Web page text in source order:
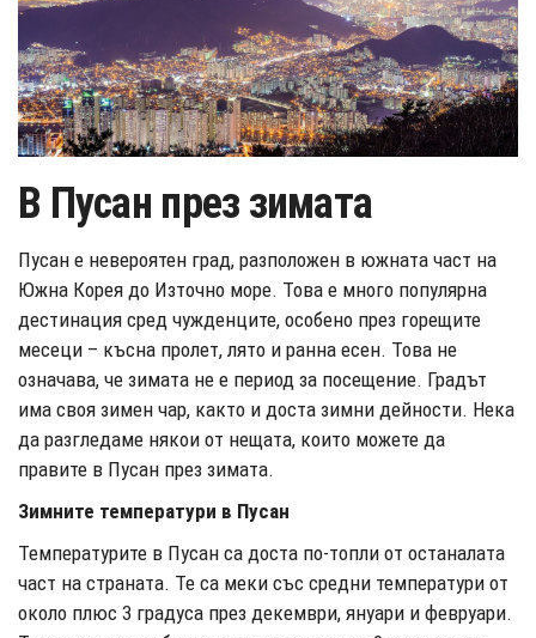
В Пусан през зимата
Пусан е невероятен град, разположен в южната част на
Южна Корея до Източно море. Това е много популярна
дестинация сред чужденците, особено през горещите
месеци – късна пролет, лято и ранна есен. Това не
означава, че зимата не е период за посещение. Градът
има своя зимен чар, както и доста зимни дейности. Нека
да разгледаме някои от нещата, които можете да
правите в Пусан през зимата.
Зимните температури в Пусан
Температурите в Пусан са доста по-топли от останалата
част на страната. Те са меки със средни температури от
около плюс 3 градуса през декември, януари и февруари.